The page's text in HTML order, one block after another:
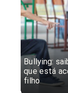
Bullying:
que está
filho